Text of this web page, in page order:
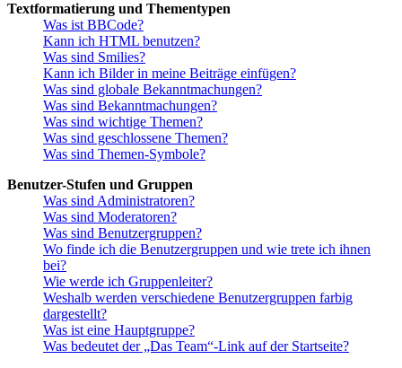
Textformatierung und Thementypen
Was ist BBCode?
Kann ich HTML benutzen?
Was sind Smilies?
Kann ich Bilder in meine Beiträge einfügen?
Was sind globale Bekanntmachungen?
Was sind Bekanntmachungen?
Was sind wichtige Themen?
Was sind geschlossene Themen?
Was sind Themen-Symbole?
Benutzer-Stufen und Gruppen
Was sind Administratoren?
Was sind Moderatoren?
Was sind Benutzergruppen?
Wo finde ich die Benutzergruppen und wie trete ich ihnen
bei?
Wie werde ich Gruppenleiter?
Weshalb werden verschiedene Benutzergruppen farbig
dargestellt?
Was ist eine Hauptgruppe?
Was bedeutet der „Das Team“-Link auf der Startseite?